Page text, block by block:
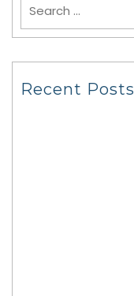
Recent Posts